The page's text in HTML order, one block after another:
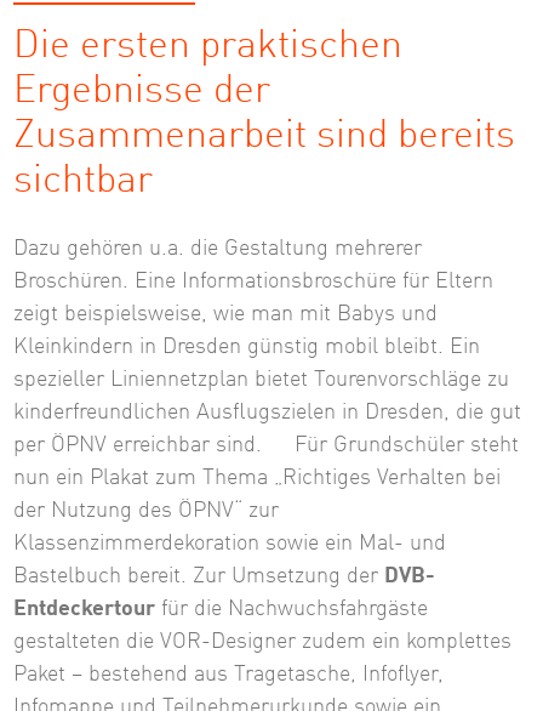
Die ersten praktischen
Ergebnisse der
Zusammenarbeit sind bereits
sichtbar
Dazu gehören u.a. die Gestaltung mehrerer
Broschüren. Eine Informationsbroschüre für Eltern
zeigt beispielsweise, wie man mit Babys und
Kleinkindern in Dresden günstig mobil bleibt. Ein
spezieller Liniennetzplan bietet Tourenvorschläge zu
kinderfreundlichen Ausflugszielen in Dresden, die gut
per ÖPNV erreichbar sind. Für Grundschüler steht
nun ein Plakat zum Thema „Richtiges Verhalten bei
der Nutzung des ÖPNV“ zur
Klassenzimmerdekoration sowie ein Mal- und
Bastelbuch bereit. Zur Umsetzung der DVB-
Entdeckertour für die Nachwuchsfahrgäste
gestalteten die VOR-Designer zudem ein komplettes
Paket – bestehend aus Tragetasche, Infoflyer,